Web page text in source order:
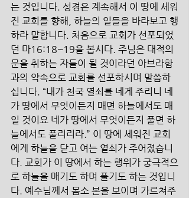
는 것입니다. 성경은 계속해서 이 땅에 세워
진 교회를 향해, 하늘의 일들을 바라보고 행
하라 말합니다. 처음으로 교회가 선포되었
던 마16:18~19을 봅시다. 주님은 대적의
문을 취하는 자들이 될 것이라던 아브라함
과의 약속으로 교회를 선포하시며 말씀하
십니다. “내가 천국 열쇠를 네게 주리니 네
가 땅에서 무엇이든지 매면 하늘에서도 매
일 것이요 네가 땅에서 무엇이든지 풀면 하
늘에서도 풀리리라.” 이 땅에 세워진 교회
에게 하늘을 닫고 여는 열쇠가 주어졌습니
다. 교회가 이 땅에서 하는 행위가 궁극적으
로 하늘을 매기도 하며 풀기도 하는 것입니
다. 예수님께서 몸소 본을 보이며 가르쳐주